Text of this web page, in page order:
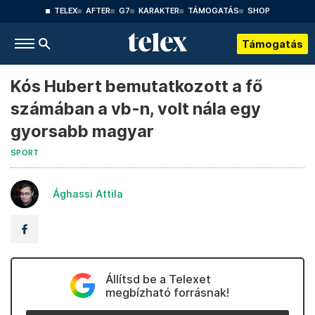
TELEX AFTER G7 KARAKTER TÁMOGATÁS SHOP
Támogatás
Kós Hubert bemutatkozott a fő
számában a vb-n, volt nála egy
gyorsabb magyar
SPORT
Ághassi Attila
Állítsd be a Telexet
megbízható forrásnak!